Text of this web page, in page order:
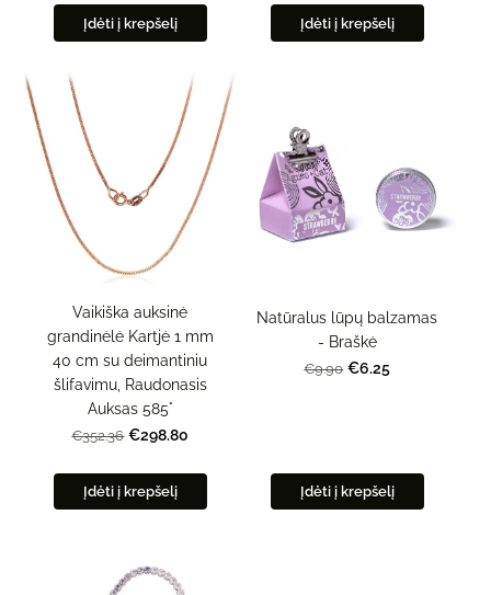
Įdėti į krepšelį Įdėti į krepšelį
Vaikiška auksinė
grandinėlė Kartjė 1 mm
40 cm su deimantiniu
šlifavimu, Raudonasis
Auksas 585°
€352.36 €298.80
Įdėti į krepšelį
Natūralus lūpų balzamas
- Braškė
€9.90 €6.25
Įdėti į krepšelį